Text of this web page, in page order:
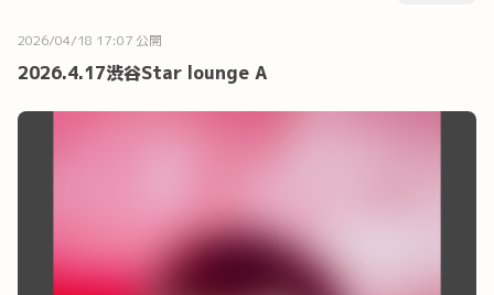
2026/04/18 17:07 公開
2026.4.17渋谷Star lounge A